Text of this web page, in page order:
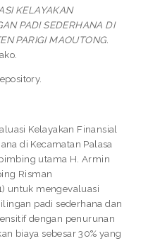
KELAYAKAN
PADI SEDERHANA DI
PARIGI MAOUTONG.
Kelayakan Finansial
di Kecamatan Palasa
utama H. Armin
Risman
untuk mengevaluasi
padi sederhana dan
dengan penurunan
biaya sebesar 30% yang